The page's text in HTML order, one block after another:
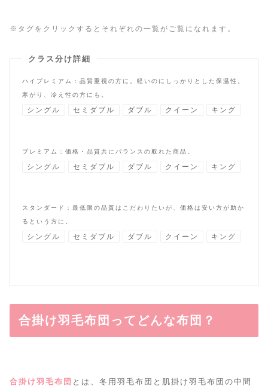
※タグをクリックするとそれぞれの一覧がご覧になれます。
クラス分け詳細
ハイプレミアム：品質重視の方に。軽いのにしっかりとした保温性。
寒がり、冷え性の方にも。
シングル セミダブル ダブル クイーン キング
プレミアム：価格・品質共にバランスの取れた商品。
シングル セミダブル ダブル クイーン キング
スタンダード：最低限の品質はこだわりたいが、価格は安い方が助か
るという方に。
シングル セミダブル ダブル クイーン キング
合掛け羽毛布団ってどんな布団？
合掛け羽毛布団 とは、冬用羽毛布団と肌掛け羽毛布団の中間